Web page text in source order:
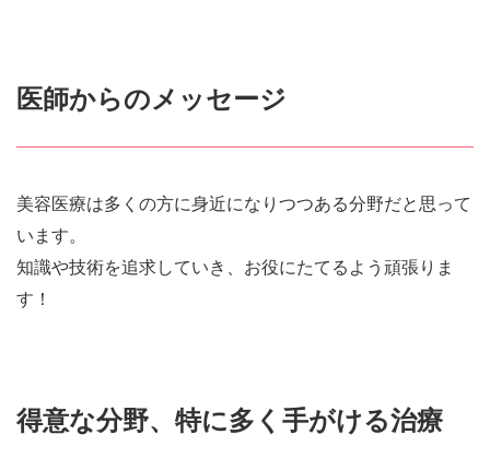
医師からのメッセージ
美容医療は多くの方に身近になりつつある分野だと思って
います。
知識や技術を追求していき、お役にたてるよう頑張りま
す！
得意な分野、特に多く手がける治療